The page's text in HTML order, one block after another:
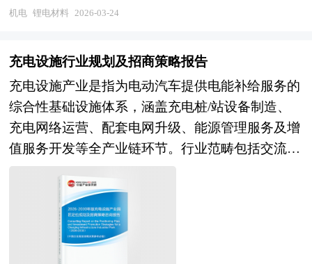
盖上游矿产资源与化工原料（锂、钴、镍、磷、石
解液、隔膜、导电剂、粘结剂），以及下游电池应
用与回收（动力电池、储能电池、3C电池、电池回
收再生）的完整产业链条。按照材料类型可分为正
极材料、负极材料、电解液、隔膜及辅材，按照技
术路线则形成高镍三元、磷酸铁锂、硅碳负极、固
态电解质等多元体系。随着新能源汽车渗透率提升
与储能市场爆发，锂电材料正从规模扩张向技术迭
代、从资源依赖向循环利用转变，其产业边界不断
向钠离子电池、固态电池、电池回收等新兴领域延
伸。 当前，中国锂电材料行业正处于产能扩张与
机电 锂电材料 2026-03-24
充电设施行业规划及招商策略报告
充电设施产业是指为电动汽车提供电能补给服务的
综合性基础设施体系，涵盖充电桩/站设备制造、
充电网络运营、配套电网升级、能源管理服务及增
值服务开发等全产业链环节。行业范畴包括交流慢
多元技术路线，以及光储充一体化、V2G（车网互
动）、有序充电等融合应用模式。作为新能源汽车
产业的关键支撑与新型电力系统的重要组成部分，
充电设施产业不仅承担着保障电动汽车续航便利性